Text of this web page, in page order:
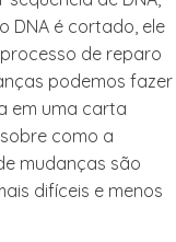
DNA é cortado, ele
de reparo
podemos fazer
em uma carta
como a
mudanças são
difíceis e menos